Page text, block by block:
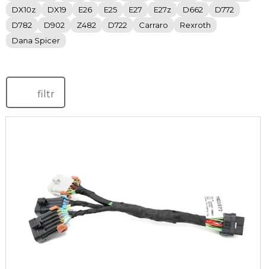
DX10z
DX19 E26 E25 E27 E27z D662
D772
D782
D902 Z482 D722 Carraro
Rexroth
Dana Spicer
filtr